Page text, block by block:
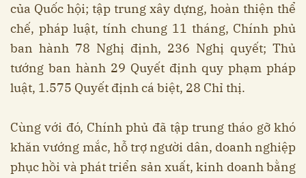
của Quốc hội; tập trung xây dựng, hoàn thiện thể
chế, pháp luật, tính chung 11 tháng, Chính phủ
ban hành 78 Nghị định, 236 Nghị quyết; Thủ
tướng ban hành 29 Quyết định quy phạm pháp
luật, 1.575 Quyết định cá biệt, 28 Chỉ thị.
Cùng với đó, Chính phủ đã tập trung tháo gỡ khó
khăn vướng mắc, hỗ trợ người dân, doanh nghiệp
phục hồi và phát triển sản xuất, kinh doanh bằng